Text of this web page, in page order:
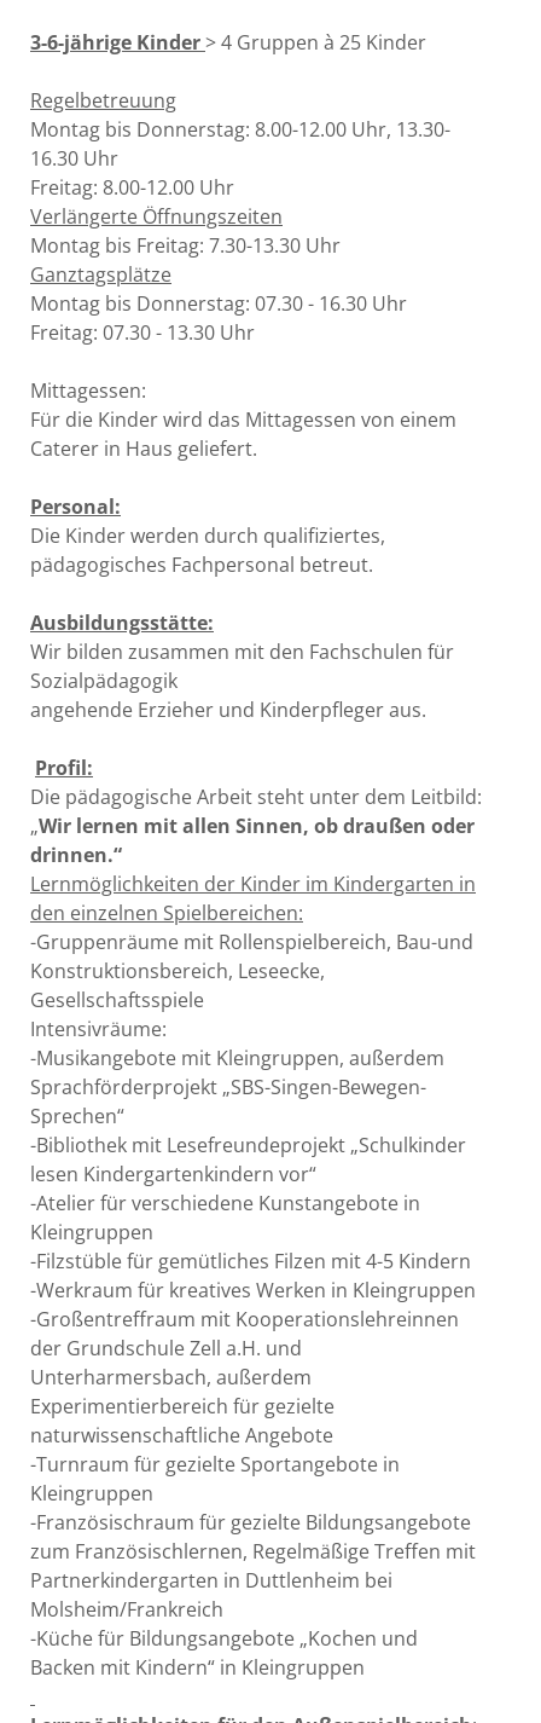
3-6-jährige Kinder> 4 Gruppen à 25 Kinder
Regelbetreuung
Montag bis Donnerstag: 8.00-12.00 Uhr, 13.30-
16.30 Uhr
Freitag: 8.00-12.00 Uhr
Verlängerte Öffnungszeiten
Montag bis Freitag: 7.30-13.30 Uhr
Ganztagsplätze
Montag bis Donnerstag: 07.30 - 16.30 Uhr
Freitag: 07.30 - 13.30 Uhr
Mittagessen:
Für die Kinder wird das Mittagessen von einem
Caterer in Haus geliefert.
Personal:
Die Kinder werden durch qualifiziertes,
pädagogisches Fachpersonal betreut.
Ausbildungsstätte:
Wir bilden zusammen mit den Fachschulen für
Sozialpädagogik
angehende Erzieher und Kinderpfleger aus.
Profil:
Die pädagogische Arbeit steht unter dem Leitbild:
„Wir lernen mit allen Sinnen, ob draußen oder
drinnen.“
Lernmöglichkeiten der Kinder im Kindergarten in
den einzelnen Spielbereichen:
-Gruppenräume mit Rollenspielbereich, Bau-und
Konstruktionsbereich, Leseecke,
Gesellschaftsspiele
Intensivräume:
-Musikangebote mit Kleingruppen, außerdem
Sprachförderprojekt „SBS-Singen-Bewegen-
Sprechen“
-Bibliothek mit Lesefreundeprojekt „Schulkinder
lesen Kindergartenkindern vor“
-Atelier für verschiedene Kunstangebote in
Kleingruppen
-Filzstüble für gemütliches Filzen mit 4-5 Kindern
-Werkraum für kreatives Werken in Kleingruppen
-Großentreffraum mit Kooperationslehreinnen
der Grundschule Zell a.H. und
Unterharmersbach, außerdem
Experimentierbereich für gezielte
naturwissenschaftliche Angebote
-Turnraum für gezielte Sportangebote in
Kleingruppen
-Französischraum für gezielte Bildungsangebote
zum Französischlernen, Regelmäßige Treffen mit
Partnerkindergarten in Duttlenheim bei
Molsheim/Frankreich
-Küche für Bildungsangebote „Kochen und
Backen mit Kindern“ in Kleingruppen